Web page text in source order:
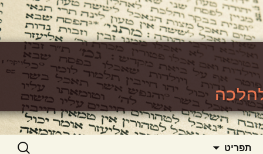
https://www.toralishma.org
האתר ללימוד סוגיות גמרא להלכה
תפריט חיפוש: